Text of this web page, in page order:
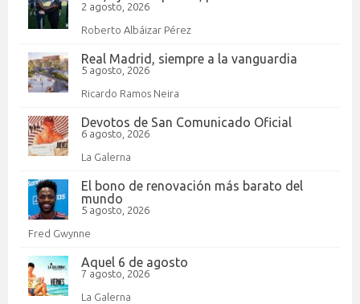
2 agosto, 2026
Roberto Albáizar Pérez
Real Madrid, siempre a la vanguardia
5 agosto, 2026
Ricardo Ramos Neira
Devotos de San Comunicado Oficial
6 agosto, 2026
La Galerna
El bono de renovación más barato del
mundo
5 agosto, 2026
Fred Gwynne
Aquel 6 de agosto
7 agosto, 2026
La Galerna